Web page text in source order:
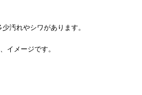
汚れやシワがあります。
イメージです。